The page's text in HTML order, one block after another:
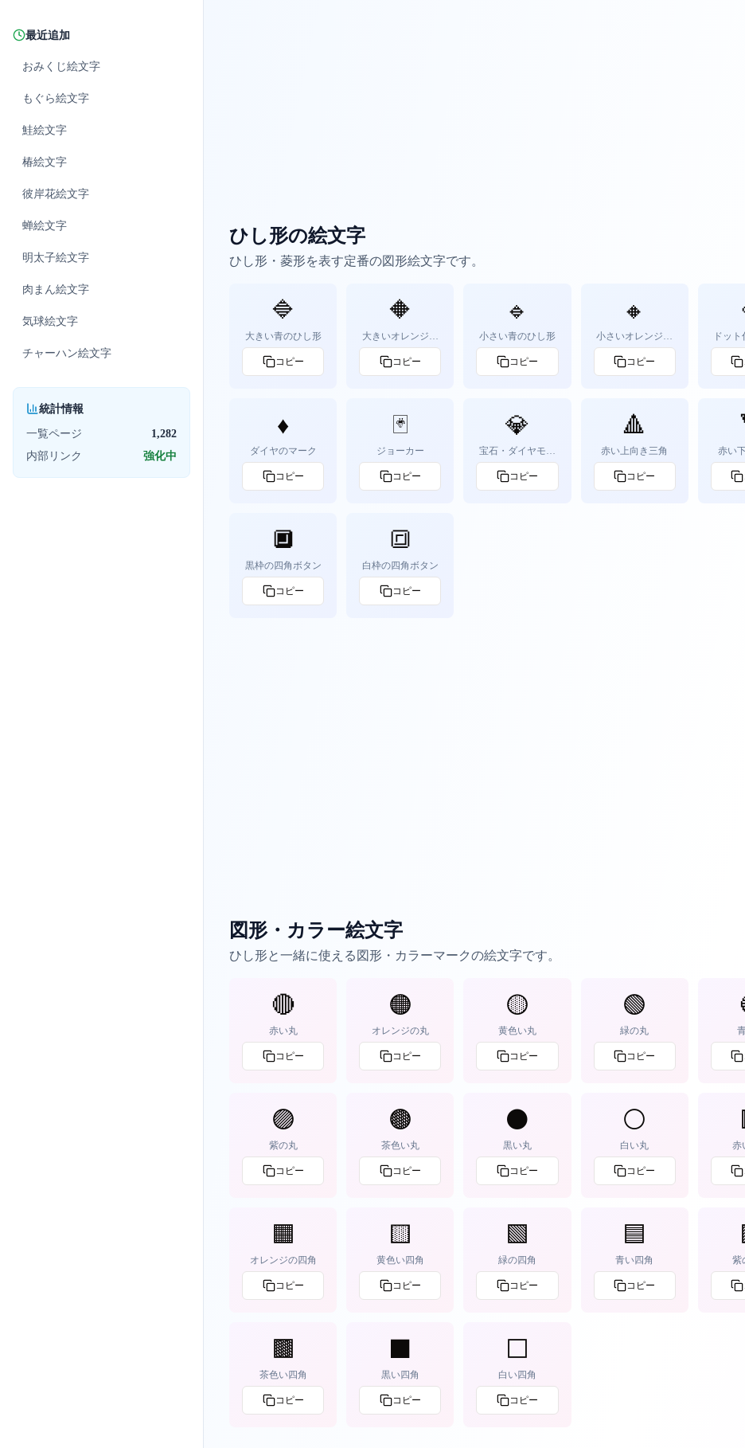
最近追加
おみくじ絵文字
もぐら絵文字
鮭絵文字
椿絵文字
彼岸花絵文字
蝉絵文字
明太子絵文字
肉まん絵文字
気球絵文字
チャーハン絵文字
統計情報
一覧ページ
1,282
内部リンク
強化中
ひし形の絵文字
ひし形・菱形を表す定番の図形絵文字です。
🔷
大きい青のひし形
コピー
🔶
大きいオレンジの
ひし形
コピー
🔹
小さい青のひし形
コピー
🔸
小さいオレンジの
ひし形
コピー
ドッ
♦️
ダイヤのマーク
コピー
🃏
ジョーカー
コピー
💎
宝石・ダイヤモン
ド
コピー
🔺
赤い上向き三角
コピー
赤い
🔲
黒枠の四角ボタン
コピー
🔳
白枠の四角ボタン
コピー
図形・カラー絵文字
ひし形と一緒に使える図形・カラーマークの絵文字です。
🔴
赤い丸
コピー
🟠
オレンジの丸
コピー
🟡
黄色い丸
コピー
🟢
緑の丸
コピー
🟣
紫の丸
コピー
🟤
茶色い丸
コピー
⚫️
黒い丸
コピー
⚪️
白い丸
コピー
赤
🟧
オレンジの四角
コピー
🟨
黄色い四角
コピー
🟩
緑の四角
コピー
🟦
青い四角
コピー
紫
🟫
茶色い四角
コピー
⬛️
黒い四角
コピー
⬜️
白い四角
コピー